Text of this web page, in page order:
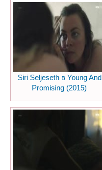
Siri Seljeseth в Young And
Promising (2015)